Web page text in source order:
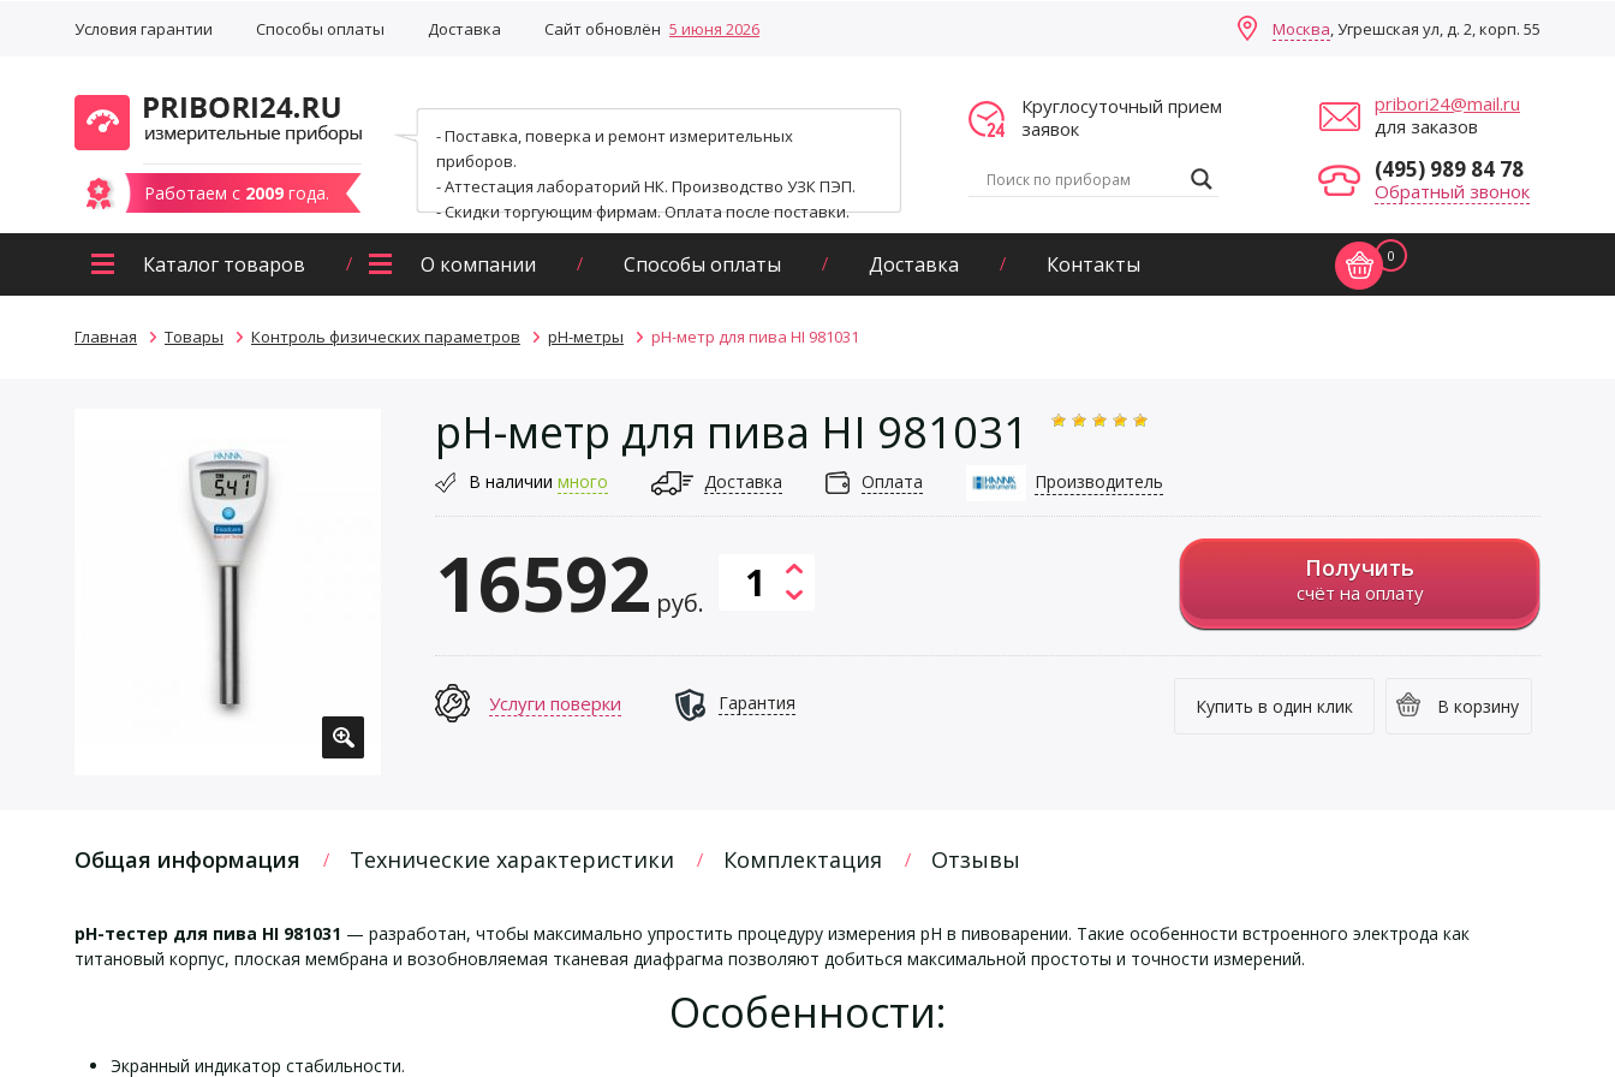
Условия гарантии Способы оплаты Доставка Сайт обновлён 5 июня 2026 Москва, Угрешская ул, д. 2, корп. 55
Работаем с 2009 года.
- Поставка, поверка и ремонт измерительных
приборов.
- Аттестация лабораторий НК. Производство УЗК ПЭП.
- Скидки торгующим фирмам. Оплата после поставки.
Круглосуточный прием
заявок
pribori24@mail.ru
для заказов
(495) 989 84 78
Обратный звонок
Каталог товаров О компании Способы оплаты Доставка Контакты 0
Главная Товары Контроль физических параметров pH-метры pH-метр для пива HI 981031
pH-метр для пива HI 981031
В наличии много Доставка Оплата Производитель
16592 руб.
Получить
счёт на оплату
В корзину
Купить в один клик
Услуги поверки Гарантия
Общая информация Технические характеристики Комплектация Отзывы
pH-тестер для пива HI 981031 — разработан, чтобы максимально упростить процедуру измерения рН в пивоварении. Такие особенности встроенного электрода как
титановый корпус, плоская мембрана и возобновляемая тканевая диафрагма позволяют добиться максимальной простоты и точности измерений.
Особенности:
Экранный индикатор стабильности.